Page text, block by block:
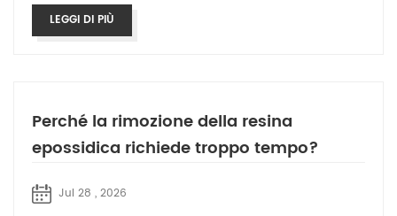
LEGGI DI PIÙ
Perché la rimozione della resina
epossidica richiede troppo tempo?
Jul 28 , 2026